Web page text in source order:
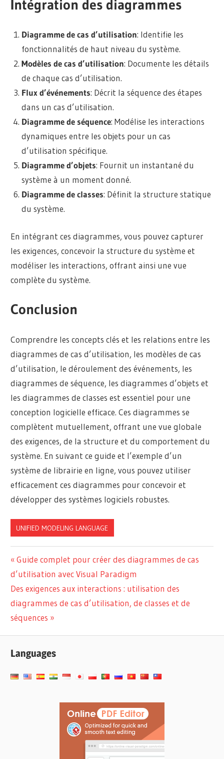
Intégration des diagrammes
Diagramme de cas d’utilisation: Identifie les
fonctionnalités de haut niveau du système.
Modèles de cas d’utilisation: Documente les détails
de chaque cas d’utilisation.
Flux d’événements: Décrit la séquence des étapes
dans un cas d’utilisation.
Diagramme de séquence: Modélise les interactions
dynamiques entre les objets pour un cas
d’utilisation spécifique.
Diagramme d’objets: Fournit un instantané du
système à un moment donné.
Diagramme de classes: Définit la structure statique
du système.
En intégrant ces diagrammes, vous pouvez capturer
les exigences, concevoir la structure du système et
modéliser les interactions, offrant ainsi une vue
complète du système.
Conclusion
Comprendre les concepts clés et les relations entre les
diagrammes de cas d’utilisation, les modèles de cas
d’utilisation, le déroulement des événements, les
diagrammes de séquence, les diagrammes d’objets et
les diagrammes de classes est essentiel pour une
conception logicielle efficace. Ces diagrammes se
complètent mutuellement, offrant une vue globale
des exigences, de la structure et du comportement du
système. En suivant ce guide et l’exemple d’un
système de librairie en ligne, vous pouvez utiliser
efficacement ces diagrammes pour concevoir et
développer des systèmes logiciels robustes.
UNIFIED MODELING LANGUAGE
Navigation
de
l’article
Previous
Post:
Guide complet pour créer des diagrammes de cas
d’utilisation avec Visual Paradigm
Next
Post:
Des exigences aux interactions : utilisation des
diagrammes de cas d’utilisation, de classes et de
séquences
Languages